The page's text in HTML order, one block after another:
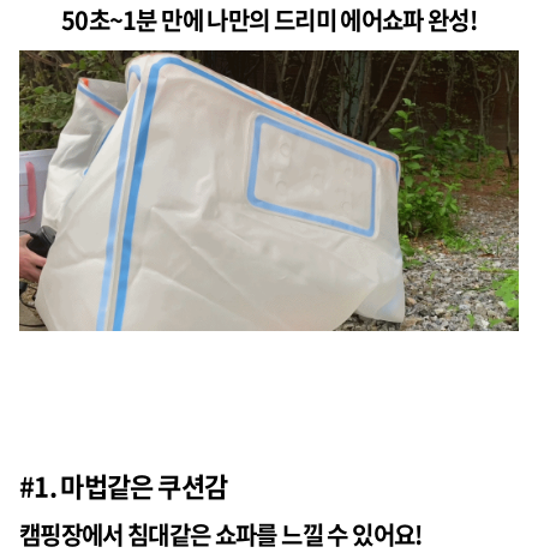
50초~1분 만에 나만의 드리미 에어쇼파 완성!
#1. 마법같은 쿠션감
캠핑장에서 침대같은 쇼파를 느낄 수 있어요!